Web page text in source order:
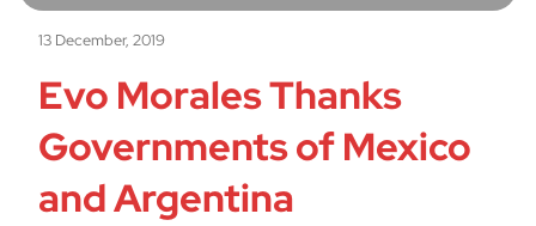
13 December, 2019
Evo Morales Thanks
Governments of Mexico
and Argentina